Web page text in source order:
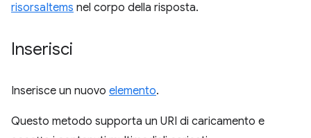
risorsaItems nel corpo della risposta.
Inserisci
Inserisce un nuovo elemento.
Questo metodo supporta un URI di caricamento e